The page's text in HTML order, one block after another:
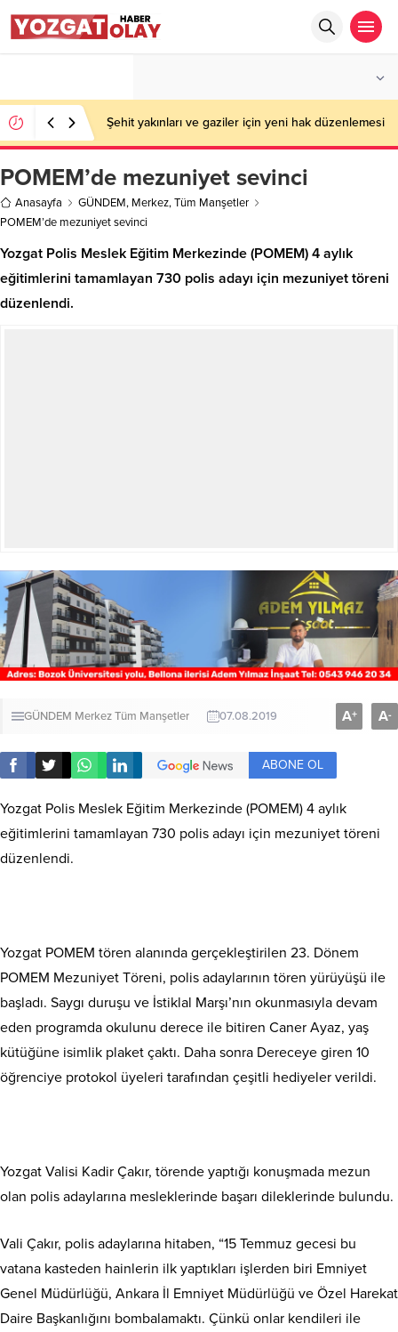
Şehit yakınları ve gaziler için yeni hak düzenlemesi
POMEM’de mezuniyet sevinci
Anasayfa GÜNDEM, Merkez,Tüm Manşetler
POMEM’de mezuniyet sevinci
Yozgat Polis Meslek Eğitim Merkezinde (POMEM) 4 aylık
eğitimlerini tamamlayan 730 polis adayı için mezuniyet töreni
düzenlendi.
GÜNDEM MerkezTüm Manşetler 07.08.2019 A+ A-
ABONE OL
Yozgat Polis Meslek Eğitim Merkezinde (POMEM) 4 aylık
eğitimlerini tamamlayan 730 polis adayı için mezuniyet töreni
düzenlendi.
Yozgat POMEM tören alanında gerçekleştirilen 23. Dönem
POMEM Mezuniyet Töreni, polis adaylarının tören yürüyüşü ile
başladı. Saygı duruşu ve İstiklal Marşı’nın okunmasıyla devam
eden programda okulunu derece ile bitiren Caner Ayaz, yaş
kütüğüne isimlik plaket çaktı. Daha sonra Dereceye giren 10
öğrenciye protokol üyeleri tarafından çeşitli hediyeler verildi.
Yozgat Valisi Kadir Çakır, törende yaptığı konuşmada mezun
olan polis adaylarına mesleklerinde başarı dileklerinde bulundu.
Vali Çakır, polis adaylarına hitaben, “15 Temmuz gecesi bu
vatana kasteden hainlerin ilk yaptıkları işlerden biri Emniyet
Genel Müdürlüğü, Ankara İl Emniyet Müdürlüğü ve Özel Harekat
Daire Başkanlığını bombalamaktı. Çünkü onlar kendileri ile